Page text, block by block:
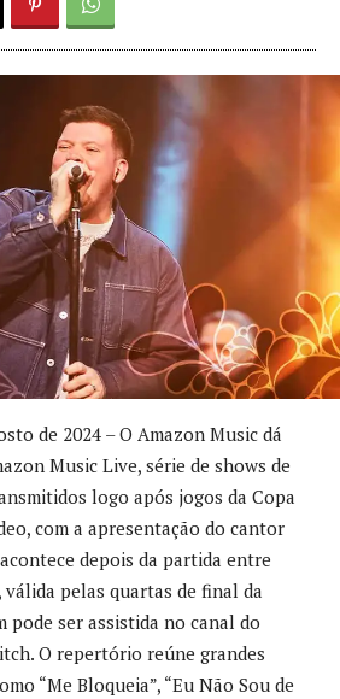
de 2024 – O Amazon Music dá
Music Live, série de shows de
logo após jogos da Copa
com a apresentação do cantor
depois da partida entre
pelas quartas de final da
pode ser assistida no canal do
O repertório reúne grandes
“Me Bloqueia”, “Eu Não Sou de